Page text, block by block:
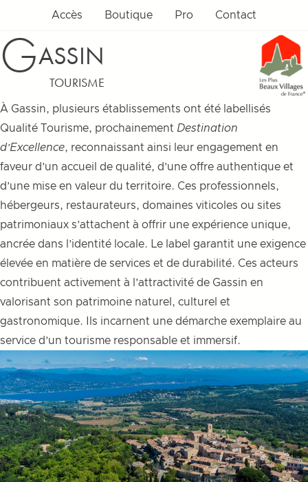
Aller au contenu
Accès Boutique Pro Contact
GASSIN
TOURISME
À Gassin, plusieurs établissements ont été labellisés
Qualité Tourisme, prochainement Destination
d’Excellence, reconnaissant ainsi leur engagement en
faveur d’un accueil de qualité, d’une offre authentique et
d’une mise en valeur du territoire. Ces professionnels,
hébergeurs, restaurateurs, domaines viticoles ou sites
patrimoniaux s’attachent à offrir une expérience unique,
ancrée dans l’identité locale. Le label garantit une exigence
élevée en matière de services et de durabilité. Ces acteurs
contribuent activement à l’attractivité de Gassin en
valorisant son patrimoine naturel, culturel et
gastronomique. Ils incarnent une démarche exemplaire au
service d’un tourisme responsable et immersif.